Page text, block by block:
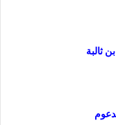
ثالبة